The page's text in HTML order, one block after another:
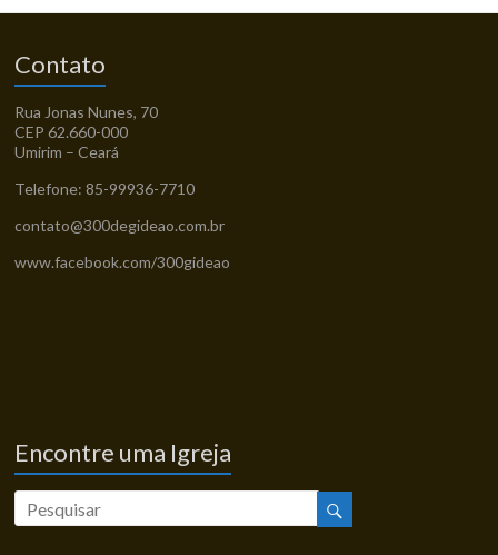
Contato
Rua Jonas Nunes, 70
CEP 62.660-000
Umirim – Ceará
Telefone: 85-99936-7710
contato@300degideao.com.br
www.facebook.com/300gideao
Encontre uma Igreja